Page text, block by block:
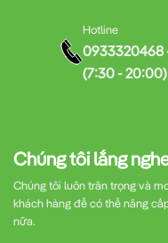
Chúng tôi lắng
Chúng tôi luôn trân trọng và
khách hàng để có thể nâng
nữa.
Hotline
0933320468
(7:30 - 20:00)